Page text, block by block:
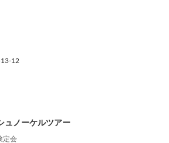
12
ュノーケルツアー
定会